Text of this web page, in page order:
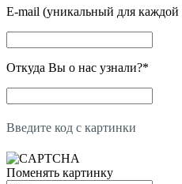
E-mail (уникальный для
Откуда Вы о нас узнали?*
Введите код с картинки
Поменять картинку